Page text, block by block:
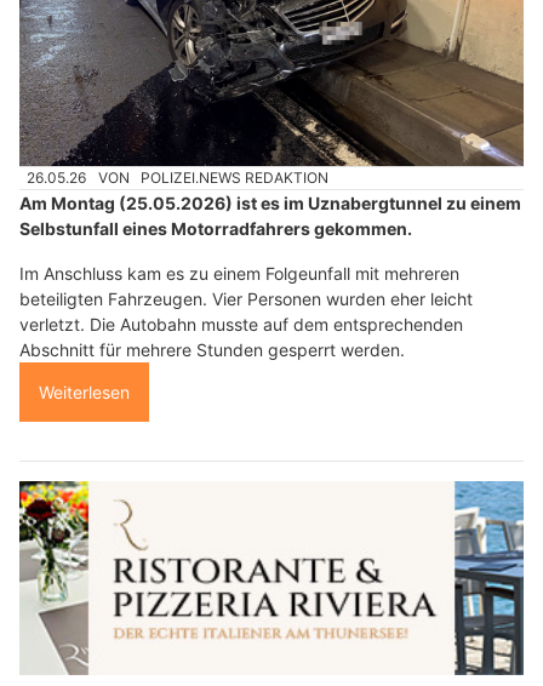
26.05.26 VON POLIZEI.NEWS REDAKTION
Am Montag (25.05.2026) ist es im Uznabergtunnel zu einem
Selbstunfall eines Motorradfahrers gekommen.
Im Anschluss kam es zu einem Folgeunfall mit mehreren
beteiligten Fahrzeugen. Vier Personen wurden eher leicht
verletzt. Die Autobahn musste auf dem entsprechenden
Abschnitt für mehrere Stunden gesperrt werden.
Weiterlesen